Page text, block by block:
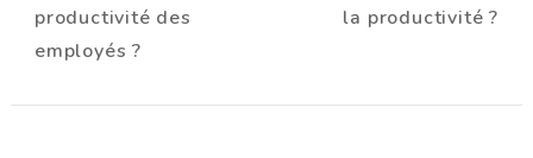
productivité des
employés ?
la productivité ?